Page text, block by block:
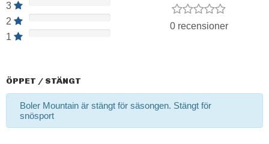
3
2
1
0 recensioner
ÖPPET / STÄNGT
Boler Mountain är stängt för säsongen. Stängt för
snösport